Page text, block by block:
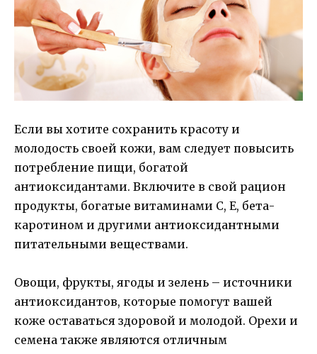
Если вы хотите сохранить красоту и
молодость своей кожи, вам следует повысить
потребление пищи, богатой
антиоксидантами. Включите в свой рацион
продукты, богатые витаминами C, E, бета-
каротином и другими антиоксидантными
питательными веществами.
Овощи, фрукты, ягоды и зелень – источники
антиоксидантов, которые помогут вашей
коже оставаться здоровой и молодой. Орехи и
семена также являются отличным